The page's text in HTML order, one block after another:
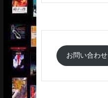
お問い合わせ